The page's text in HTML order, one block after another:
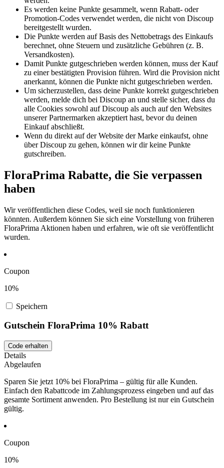
Es werden keine Punkte gesammelt, wenn Rabatt- oder
Promotion-Codes verwendet werden, die nicht von Discoup
bereitgestellt wurden.
Die Punkte werden auf Basis des Nettobetrags des Einkaufs
berechnet, ohne Steuern und zusätzliche Gebühren (z. B.
Versandkosten).
Damit Punkte gutgeschrieben werden können, muss der Kauf
zu einer bestätigten Provision führen. Wird die Provision nicht
anerkannt, können die Punkte nicht gutgeschrieben werden.
Um sicherzustellen, dass deine Punkte korrekt gutgeschrieben
werden, melde dich bei Discoup an und stelle sicher, dass du
alle Cookies sowohl auf Discoup als auch auf den Websites
unserer Partnermarken akzeptiert hast, bevor du deinen
Einkauf abschließt.
Wenn du direkt auf der Website der Marke einkaufst, ohne
über Discoup zu gehen, können wir dir keine Punkte
gutschreiben.
FloraPrima Rabatte, die Sie verpassen
haben
Wir veröffentlichen diese Codes, weil sie noch funktionieren
könnten. Außerdem können Sie sich eine Vorstellung von früheren
FloraPrima Aktionen haben und erfahren, wie oft sie veröffentlicht
wurden.
Coupon
10%
Speichern
Gutschein FloraPrima 10% Rabatt
Code erhalten
Details
Abgelaufen
Sparen Sie jetzt 10% bei FloraPrima – gültig für alle Kunden.
Einfach den Rabattcode im Zahlungsprozess eingeben und auf das
gesamte Sortiment anwenden. Pro Bestellung ist nur ein Gutschein
gültig.
Coupon
10%